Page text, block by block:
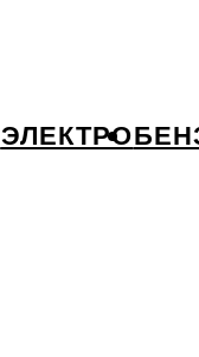
ЭЛЕКТРО